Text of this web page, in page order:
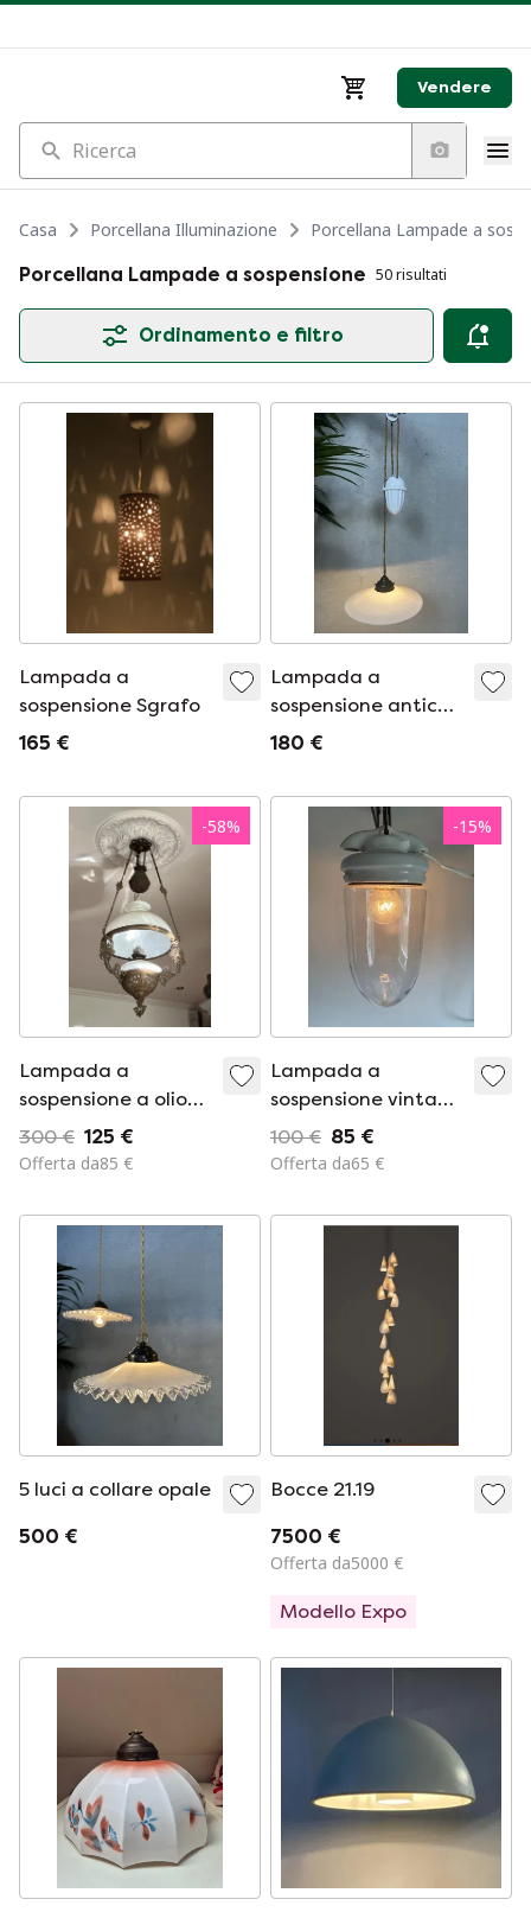
Vendere
Ricerca
Casa Porcellana Illuminazione
Porcellana Lampade a
Porcellana Lampade a sospensione 50 risultati
Ordinamento e filtro
Lampada a
sospensione Sgrafo
165 €
Lampada a
sospensione antica
orientabile - opalina
180 €
-58%
Lampada a
sospensione a olio
antica del XIX/XX
secolo
300 € 125 €
Offerta da85 €
-15%
Lampada a
sospensione vintage
(lampada da
cantina)
100 € 85 €
Offerta da65 €
5 luci a collare opale
500 €
Bocce 21.19
7500 €
Offerta da5000 €
Modello Expo